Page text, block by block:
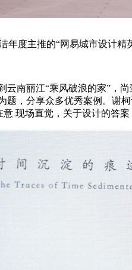
度主推的“网易城市设计精
南丽江“乘风破浪的家”，尚
题，分享众多优秀案例。谢
现场直觉，关于设计的答